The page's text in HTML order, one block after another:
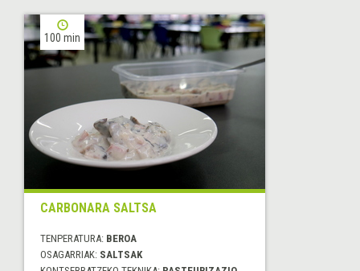
100 min
CARBONARA SALTSA
TENPERATURA: BEROA
OSAGARRIAK: SALTSAK